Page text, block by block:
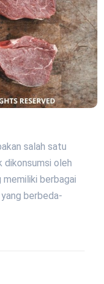
salah satu
dikonsumsi oleh
memiliki berbagai
berbeda-